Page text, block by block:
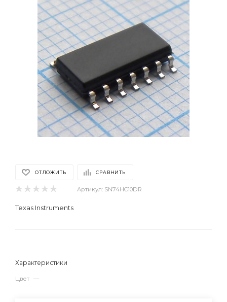
ОТЛОЖИТЬ СРАВНИТЬ
Артикул: SN74HC10DR
Texas Instruments
Характеристики
Цвет —